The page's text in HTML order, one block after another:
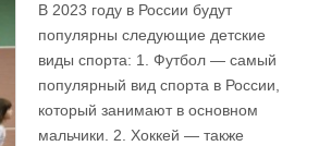
детские
виды
спорта
популярны
в
в
2023?
В 2023 году в России будут
популярны следующие детские
виды спорта: 1. Футбол — самый
популярный вид спорта в России,
который занимают в основном
мальчики. 2. Хоккей — также